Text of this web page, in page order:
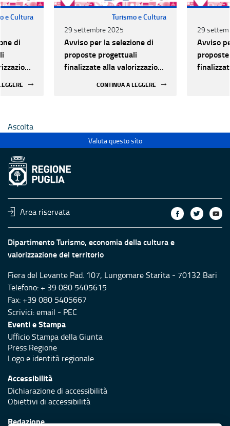
e Cultura
di
Turismo e Cultura
29 settembre 2025
Avviso per la selezione di
proposte progettuali
finalizzate alla valorizzazione
CONTINUA A LEGGERE
29
Avviso
Ascolta
Valuta questo sito
Area riservata
Dipartimento Turismo, economia della cultura e
valorizzazione del territorio
Fiera del Levante Pad. 107, Lungomare Starita - 70132 Bari
Telefono: + 39 080 5405615
Fax: +39 080 5405667
Scrivici:email - PEC
Eventi e Stampa
Ufficio Stampa della Giunta
Press Regione
Logo e identità regionale
Accessibilità
Dichiarazione di accessibilità
Obiettivi di accessibilità
Redazione